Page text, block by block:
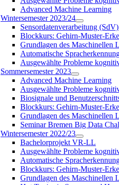
Advanced Machine Learning
Wintersemester 2023/24
Sensordatenverarbeitung
Blockkurs: Gehirn-Muster-
Grundlagen des Maschinellen
Automatische
Ausgewählte Probleme
Sommersemester 2023
Advanced Machine Learning
Ausgewählte Probleme
Biosignale und
Blockkurs: Gehirn-Muster-
Grundlagen des Maschinellen
Seminar Bremen Big Data
Wintersemester 2022/23
Bachelorprojekt VR-LL
Ausgewählte Probleme
Automatische
Blockkurs: Gehirn-Muster-
Grundlagen des Maschinellen